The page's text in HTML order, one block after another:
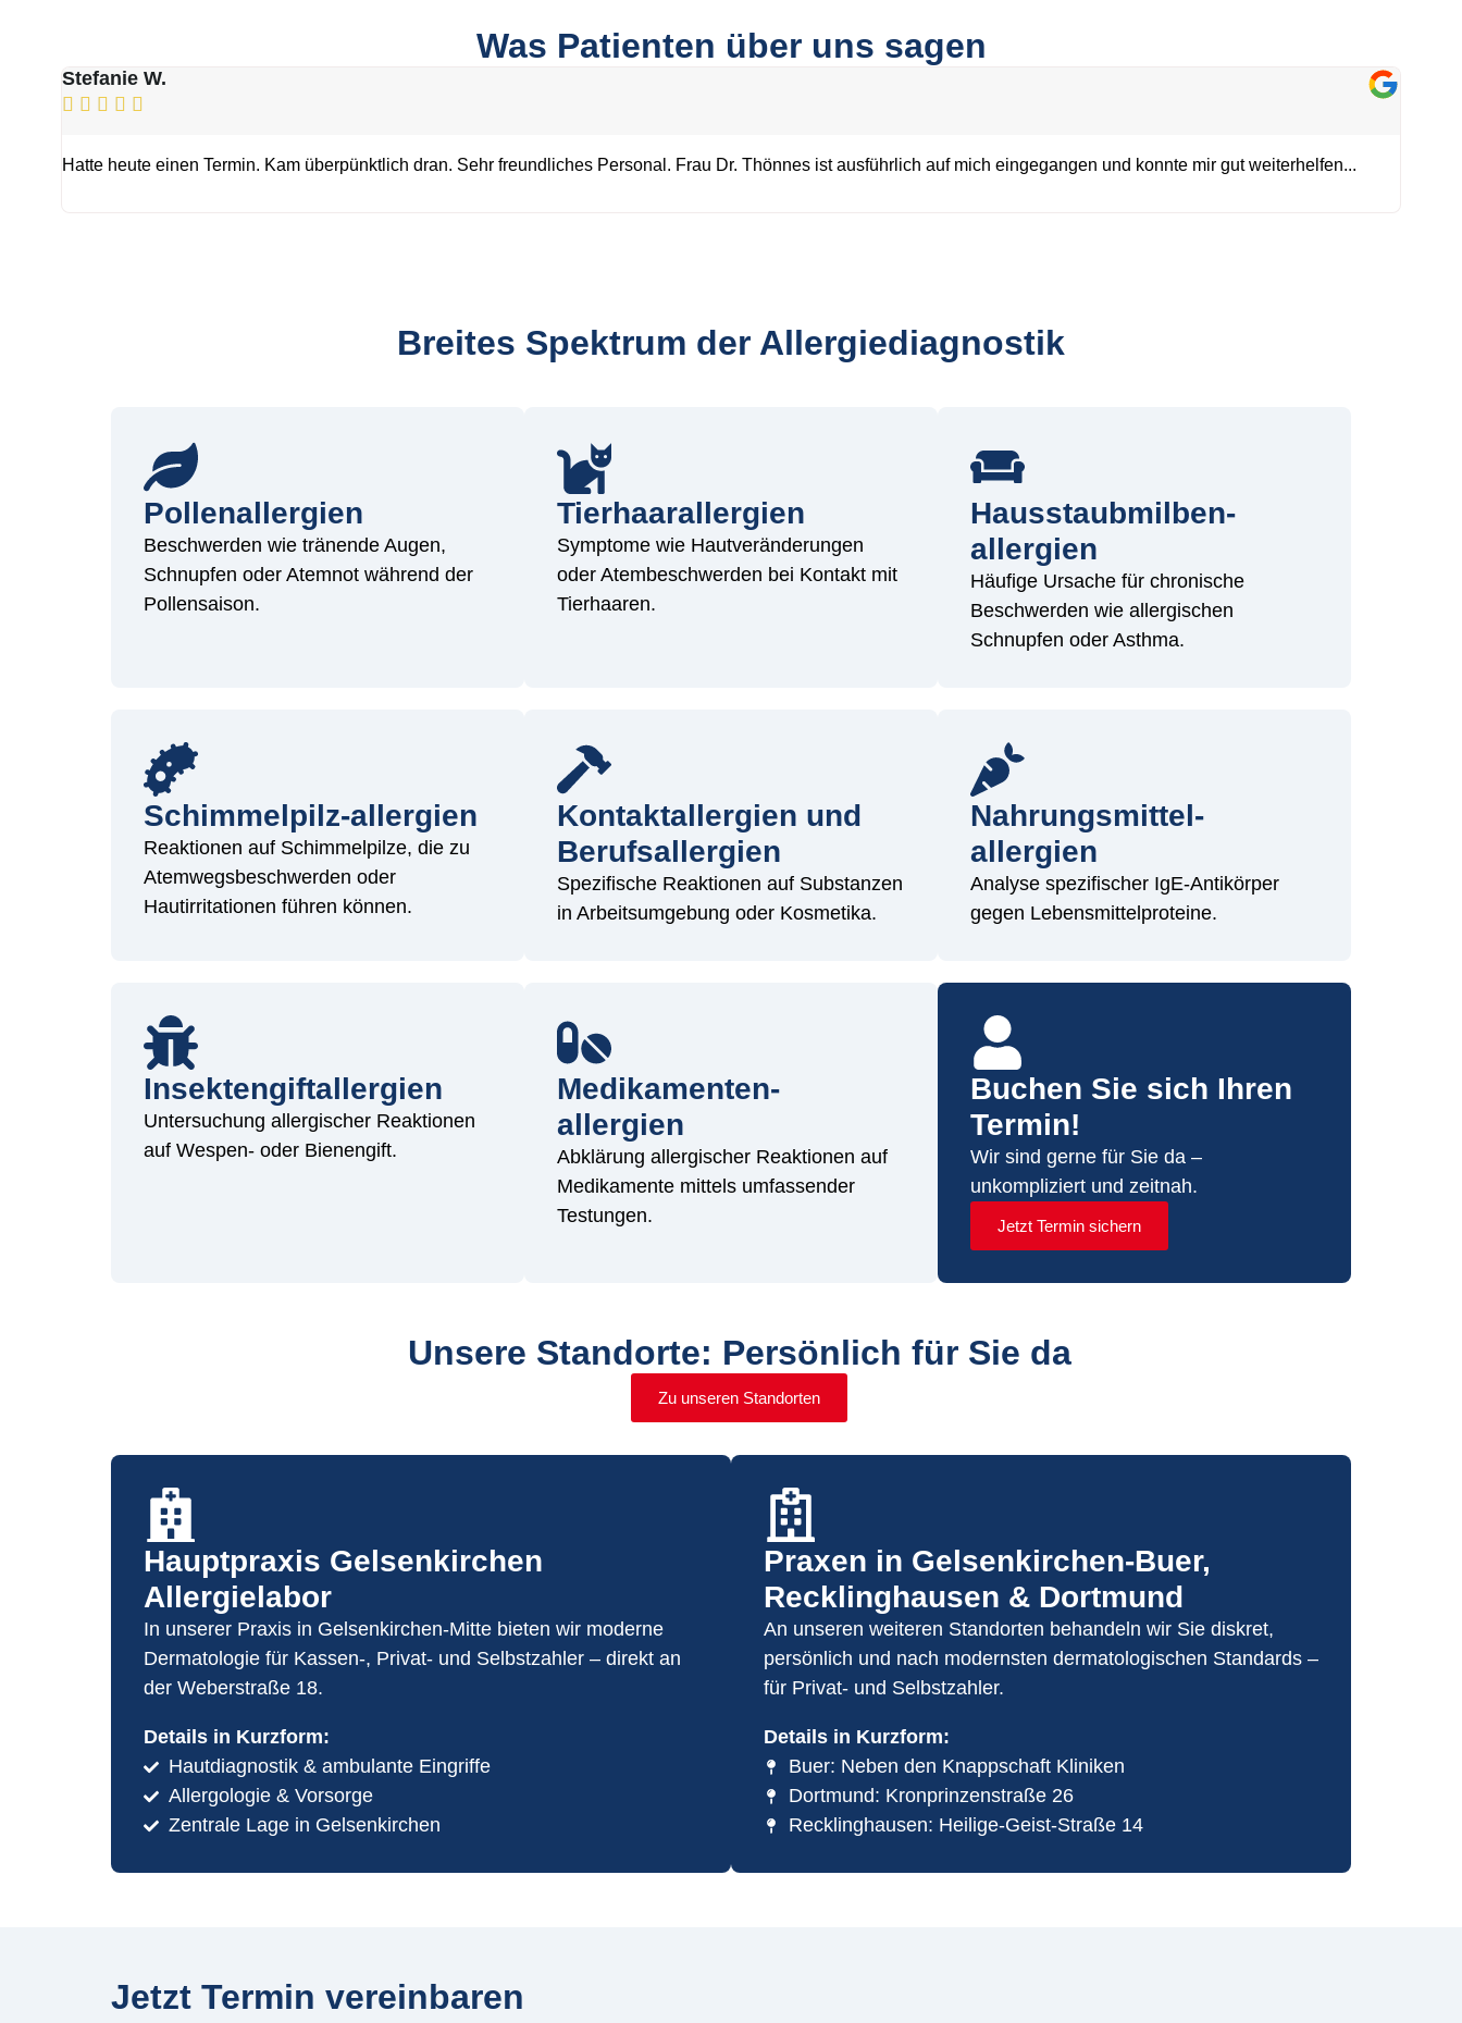
Was Patienten über uns sagen
Stefanie W.
    
Hatte heute einen Termin. Kam überpünktlich dran. Sehr freundliches Personal. Frau Dr. Thönnes ist ausführlich auf mich eingegangen und konnte mir gut weiterhelfen...
Breites Spektrum der Allergiediagnostik
Pollenallergien
Beschwerden wie tränende Augen,
Schnupfen oder Atemnot während der
Pollensaison.
Tierhaarallergien
Symptome wie Hautveränderungen
oder Atembeschwerden bei Kontakt mit
Tierhaaren.
Hausstaubmilben-
allergien
Häufige Ursache für chronische
Beschwerden wie allergischen
Schnupfen oder Asthma.
Schimmelpilz-allergien
Reaktionen auf Schimmelpilze, die zu
Atemwegsbeschwerden oder
Hautirritationen führen können.
Kontaktallergien und
Berufsallergien
Spezifische Reaktionen auf Substanzen
in Arbeitsumgebung oder Kosmetika.
Nahrungsmittel-
allergien
Analyse spezifischer IgE-Antikörper
gegen Lebensmittelproteine.
Insektengiftaller­gien
Untersuchung allergischer Reaktionen
auf Wespen- oder Bienengift.
Medikamenten-
allergien
Abklärung allergischer Reaktionen auf
Medikamente mittels umfassender
Testungen.
Buchen Sie sich Ihren
Termin!
Wir sind gerne für Sie da –
unkompliziert und zeitnah.
Jetzt Termin sichern
Unsere Standorte: Persönlich für Sie da
Zu unseren Standorten
Hauptpraxis Gelsenkirchen
Allergielabor
In unserer Praxis in Gelsenkirchen-Mitte bieten wir moderne
Dermatologie für Kassen-, Privat- und Selbstzahler – direkt an
der Weberstraße 18.
Details in Kurzform:
Hautdiagnostik & ambulante Eingriffe
Allergologie & Vorsorge
Zentrale Lage in Gelsenkirchen
Praxen in Gelsenkirchen-Buer,
Recklinghausen & Dortmund
An unseren weiteren Standorten behandeln wir Sie diskret,
persönlich und nach modernsten dermatologischen Standards –
für Privat- und Selbstzahler.
Details in Kurzform:
Buer: Neben den Knappschaft Kliniken
Dortmund: Kronprinzenstraße 26
Recklinghausen: Heilige-Geist-Straße 14
Jetzt Termin vereinbaren